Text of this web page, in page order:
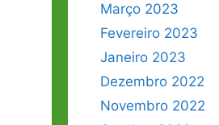
Março 2023
Fevereiro 2023
Janeiro 2023
Dezembro 2022
Novembro 2022